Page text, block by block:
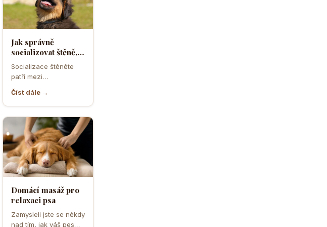
Jak správně
socializovat štěně,
aby z něj vyrostl
sebevědomý a
klidný pes
Socializace štěněte
patří mezi
prvních měsíců života.
Právě v tomto období
se…
Číst dále →
Domácí masáž pro
relaxaci psa
Zamysleli jste se někdy
nad tím, jak váš pes